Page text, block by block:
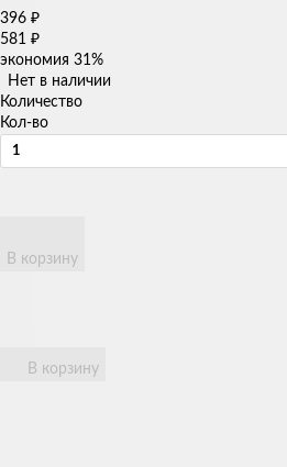
396 ₽
581 ₽
экономия 31%
Нет в наличии
Количество
Кол-во
В корзину
В корзину